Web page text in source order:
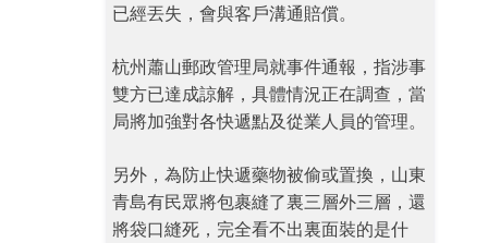
已經丟失，會與客戶溝通賠償。
杭州蕭山郵政管理局就事件通報，指涉事
雙方已達成諒解，具體情況正在調查，當
局將加強對各快遞點及從業人員的管理。
另外，為防止快遞藥物被偷或置換，山東
青島有民眾將包裹縫了裏三層外三層，還
將袋口縫死，完全看不出裏面裝的是什